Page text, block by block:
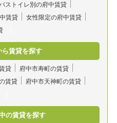
ストイレ別の府中賃貸
賃貸
女性限定の府中賃貸
ら賃貸を探す
貸
府中市寿町の賃貸
賃貸
府中市天神町の賃貸
の賃貸を探す